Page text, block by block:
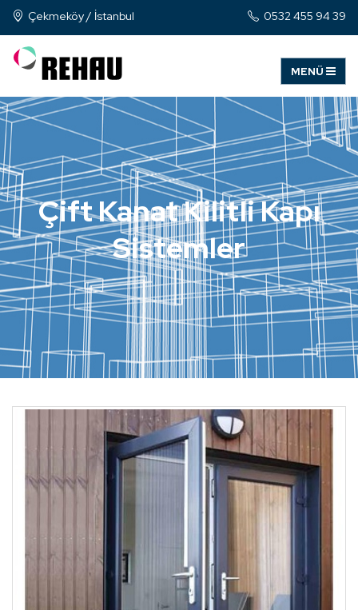
Çekmeköy / İstanbul 0532 455 94 39
Çift Kanat Kilitli Kapı
Sistemler